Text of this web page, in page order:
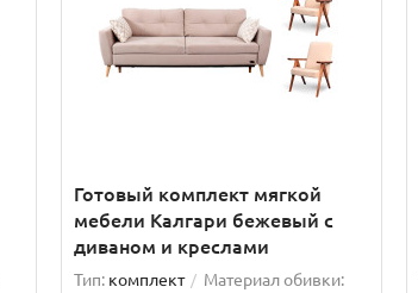
Готовый комплект мягкой
мебели Калгари бежевый с
диваном и креслами
Тип: комплект
Материал обивки: